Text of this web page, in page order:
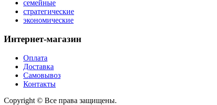
семейные
стратегические
экономические
Интернет-магазин
Оплата
Доставка
Самовывоз
Контакты
Copyright © Все права защищены.